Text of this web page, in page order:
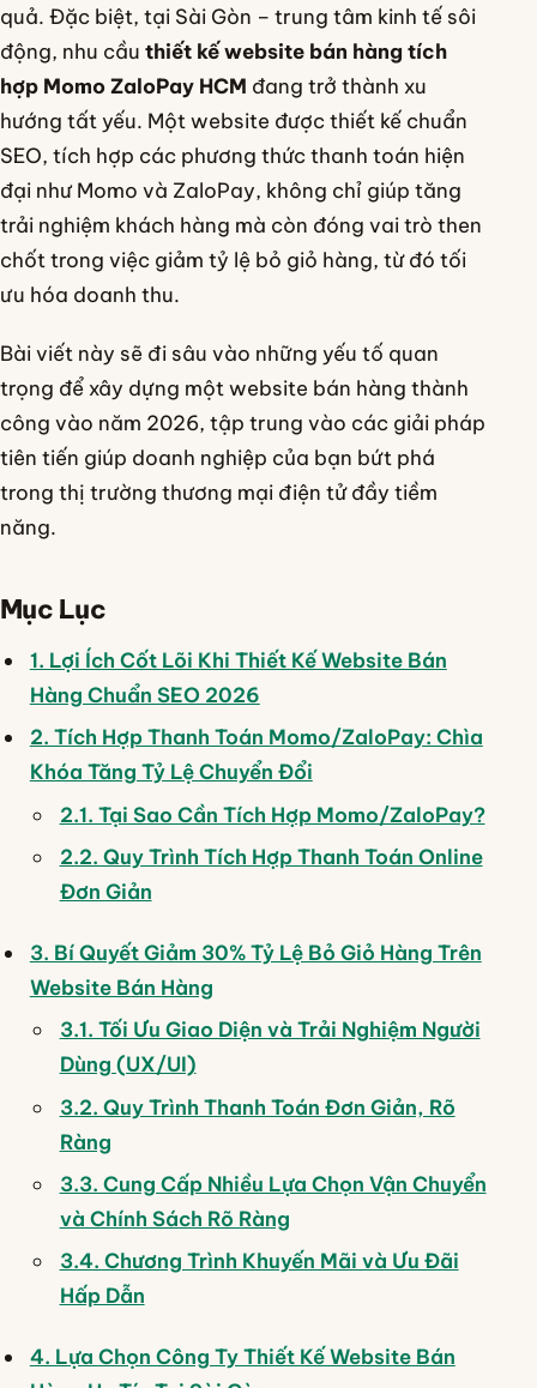
quả. Đặc biệt, tại Sài Gòn – trung tâm kinh tế sôi
động, nhu cầu thiết kế website bán hàng tích
hợp Momo ZaloPay HCM đang trở thành xu
hướng tất yếu. Một website được thiết kế chuẩn
SEO, tích hợp các phương thức thanh toán hiện
đại như Momo và ZaloPay, không chỉ giúp tăng
trải nghiệm khách hàng mà còn đóng vai trò then
chốt trong việc giảm tỷ lệ bỏ giỏ hàng, từ đó tối
ưu hóa doanh thu.
Bài viết này sẽ đi sâu vào những yếu tố quan
trọng để xây dựng một website bán hàng thành
công vào năm 2026, tập trung vào các giải pháp
tiên tiến giúp doanh nghiệp của bạn bứt phá
trong thị trường thương mại điện tử đầy tiềm
năng.
Mục Lục
1. Lợi Ích Cốt Lõi Khi Thiết Kế Website Bán
Hàng Chuẩn SEO 2026
2. Tích Hợp Thanh Toán Momo/ZaloPay: Chìa
Khóa Tăng Tỷ Lệ Chuyển Đổi
2.1. Tại Sao Cần Tích Hợp Momo/ZaloPay?
2.2. Quy Trình Tích Hợp Thanh Toán Online
Đơn Giản
3. Bí Quyết Giảm 30% Tỷ Lệ Bỏ Giỏ Hàng Trên
Website Bán Hàng
3.1. Tối Ưu Giao Diện và Trải Nghiệm Người
Dùng (UX/UI)
3.2. Quy Trình Thanh Toán Đơn Giản, Rõ
Ràng
3.3. Cung Cấp Nhiều Lựa Chọn Vận Chuyển
và Chính Sách Rõ Ràng
3.4. Chương Trình Khuyến Mãi và Ưu Đãi
Hấp Dẫn
4. Lựa Chọn Công Ty Thiết Kế Website Bán